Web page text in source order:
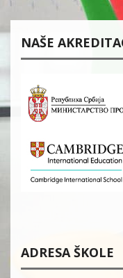
NAŠE
ADRESA ŠKOLE